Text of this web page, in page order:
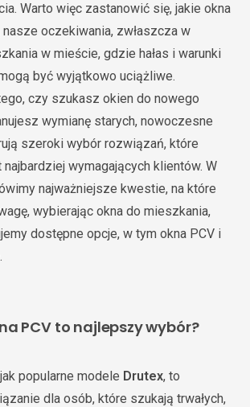
Warto więc zastanowić się, jakie okna
nasze oczekiwania, zwłaszcza w
w mieście, gdzie hałas i warunki
być wyjątkowo uciążliwe.
czy szukasz okien do nowego
wymianę starych, nowoczesne
szeroki wybór rozwiązań, które
wymagających klientów. W
najważniejsze kwestie, na które
wybierając okna do mieszkania,
dostępne opcje, w tym okna PCV i
PCV to najlepszy wybór?
popularne modele Drutex, to
dla osób, które szukają trwałych,